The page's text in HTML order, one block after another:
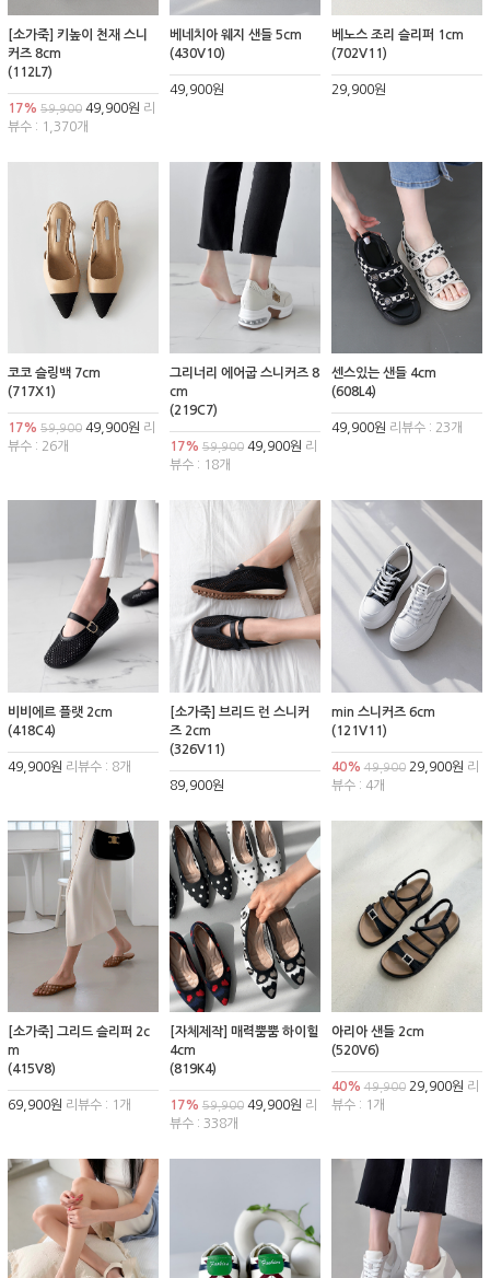
[소가죽] 키높이 천재 스니
커즈 8cm
(112L7)
17% 59,900 49,900원 리
뷰수 : 1,370개
베네치아 웨지 샌들 5cm
(430V10)
49,900원
베노스 조리 슬리퍼 1cm
(702V11)
29,900원
코코 슬링백 7cm
(717X1)
17% 59,900 49,900원 리
뷰수 : 26개
그리너리 에어굽 스니커즈 8
cm
(219C7)
17% 59,90049,900원 리
뷰수 : 18개
센스있는 샌들 4cm
(608L4)
49,900원 리뷰수 : 23개
비비에르 플랫 2cm
(418C4)
49,900원 리뷰수 : 8개
[소가죽] 브리드 런 스니커
즈 2cm
(326V11)
89,900원
min 스니커즈 6cm
(121V11)
40% 49,90029,900원 리
뷰수 : 4개
[소가죽] 그리드 슬리퍼 2c
m
(415V8)
69,900원 리뷰수 : 1개
[자체제작] 매력뿜뿜 하이힐
4cm
(819K4)
17% 59,90049,900원 리
뷰수 : 338개
아리아 샌들 2cm
(520V6)
40% 49,90029,900원 리
뷰수 : 1개